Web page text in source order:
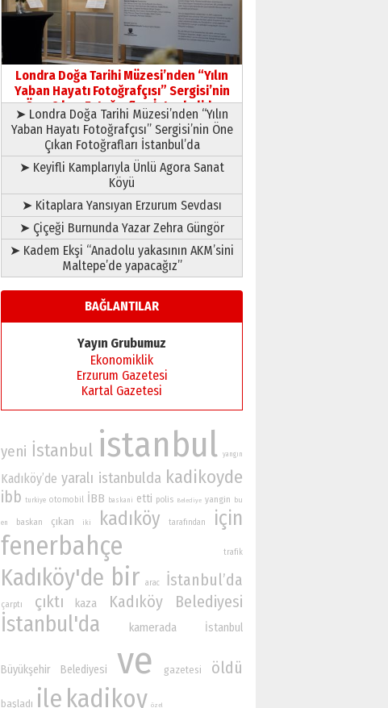
09 Temmuz 2026 Perşembe
Yusuf POLAT
Şampiyonluk Sebahattin
Şirin’e yazar
11 Mayıs 2026 Pazartesi
Londra Doğa Tarihi Müzesi’nden “Yılın
Yaban Hayatı Fotoğrafçısı” Sergisi’nin
Öne Çıkan Fotoğrafları İstanbul’da
➤ Londra Doğa Tarihi Müzesi’nden “Yılın
Yaban Hayatı Fotoğrafçısı” Sergisi’nin Öne
Çıkan Fotoğrafları İstanbul’da
➤ Keyifli Kamplarıyla Ünlü Agora Sanat
Köyü
➤ Kitaplara Yansıyan Erzurum Sevdası
➤ Çiçeği Burnunda Yazar Zehra Güngör
➤ Kadem Ekşi “Anadolu yakasının AKM’sini
Maltepe’de yapacağız”
BAĞLANTILAR
Yayın Grubumuz
Ekonomiklik
Erzurum Gazetesi
Kartal Gazetesi
yeni İstanbul istanbul yangın
Kadıköy’de yaralı istanbulda kadikoyde
ibb turkiye otomobil İBB baskani etti polis Belediye yangin bu
en baskan çıkan iki kadıköy tarafından için
fenerbahçe trafik
Kadıköy'de bir arac İstanbul’da
çarptı çıktı kaza Kadıköy Belediyesi
İstanbul'da kamerada İstanbul
Büyükşehir Belediyesi ve gazetesi öldü
başladı ile kadikoy özel